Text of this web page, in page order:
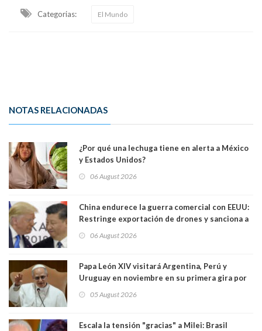
Categorias: El Mundo
NOTAS RELACIONADAS
¿Por qué una lechuga tiene en alerta a México
y Estados Unidos?
06 August 2026
China endurece la guerra comercial con EEUU:
Restringe exportación de drones y sanciona a
06 August 2026
Papa León XIV visitará Argentina, Perú y
Uruguay en noviembre en su primera gira por
05 August 2026
Escala la tensión "gracias" a Milei: Brasil